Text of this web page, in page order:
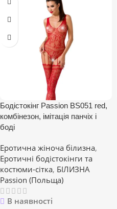
Бодістокінг Passion BS051 red,
комбінезон, імітація панчіх і
боді
Еротична жіноча білизна,
Еротичні бодістокінги та
костюми-сітка, БІЛИЗНА
Passion (Польща)
В наявності